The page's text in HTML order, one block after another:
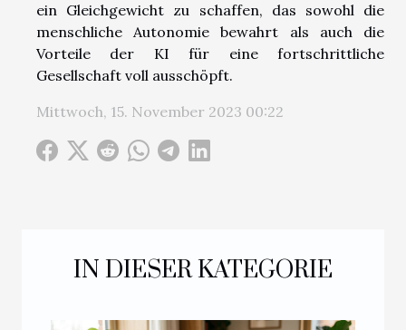
IN DIESER KATEGORIE
ein Gleichgewicht zu schaffen, das sowohl die
menschliche Autonomie bewahrt als auch die
Vorteile der KI für eine fortschrittliche
Gesellschaft voll ausschöpft.
Mittwoch, 15. November 2023 00:22